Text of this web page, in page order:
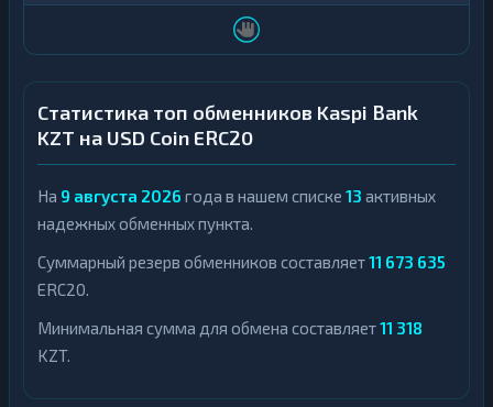
Статистика топ обменников Kaspi Bank
KZT на USD Coin ERC20
На 9 августа 2026 года в нашем списке 13 активных
надежных обменных пункта.
Суммарный резерв обменников составляет11 673 635
ERC20.
Минимальная сумма для обмена составляет11 318
KZT.